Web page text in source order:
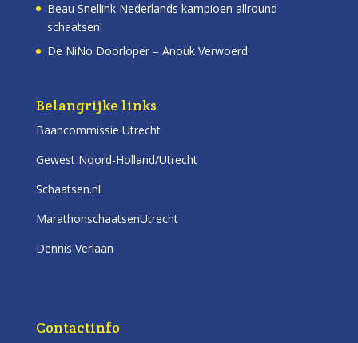
Beau Snellink Nederlands kampioen allround
schaatsen!
De NiNo Doorloper – Anouk Verwoerd
Belangrijke links
Baancommissie Utrecht
Gewest Noord-Holland/Utrecht
Schaatsen.nl
MarathonschaatsenUtrecht
Dennis Verlaan
Contactinfo